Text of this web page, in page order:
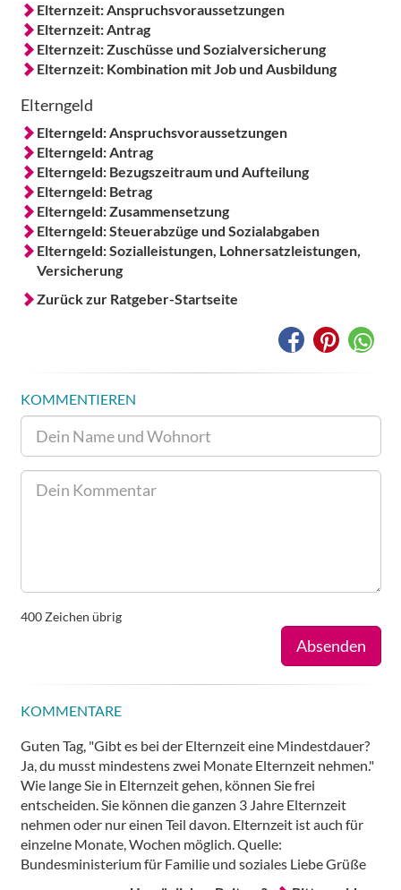
Elternzeit: Anspruchsvoraussetzungen
Elternzeit: Antrag
Elternzeit: Zuschüsse und Sozialversicherung
Elternzeit: Kombination mit Job und Ausbildung
Elterngeld
Elterngeld: Anspruchsvoraussetzungen
Elterngeld: Antrag
Elterngeld: Bezugszeitraum und Aufteilung
Elterngeld: Betrag
Elterngeld: Zusammensetzung
Elterngeld: Steuerabzüge und Sozialabgaben
Elterngeld: Sozialleistungen, Lohnersatzleistungen,
Versicherung
Zurück zur Ratgeber-Startseite
KOMMENTIEREN
400 Zeichen übrig
Absenden
KOMMENTARE
Guten Tag, "Gibt es bei der Elternzeit eine Mindestdauer?
Ja, du musst mindestens zwei Monate Elternzeit nehmen."
Wie lange Sie in Elternzeit gehen, können Sie frei
entscheiden. Sie können die ganzen 3 Jahre Elternzeit
nehmen oder nur einen Teil davon. Elternzeit ist auch für
einzelne Monate, Wochen möglich. Quelle:
Bundesministerium für Familie und soziales Liebe Grüße